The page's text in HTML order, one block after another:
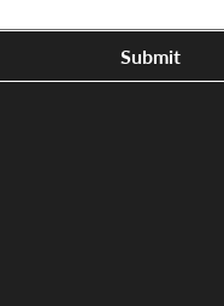
Submit